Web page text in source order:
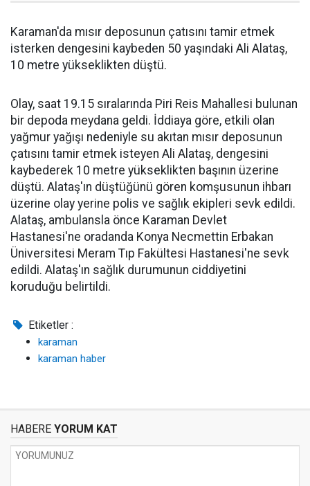
Karaman'da mısır deposunun çatısını tamir etmek
isterken dengesini kaybeden 50 yaşındaki Ali Alataş,
10 metre yükseklikten düştü.
Olay, saat 19.15 sıralarında Piri Reis Mahallesi bulunan
bir depoda meydana geldi. İddiaya göre, etkili olan
yağmur yağışı nedeniyle su akıtan mısır deposunun
çatısını tamir etmek isteyen Ali Alataş, dengesini
kaybederek 10 metre yükseklikten başının üzerine
düştü. Alataş'ın düştüğünü gören komşusunun ihbarı
üzerine olay yerine polis ve sağlık ekipleri sevk edildi.
Alataş, ambulansla önce Karaman Devlet
Hastanesi'ne oradanda Konya Necmettin Erbakan
Üniversitesi Meram Tıp Fakültesi Hastanesi'ne sevk
edildi. Alataş'ın sağlık durumunun ciddiyetini
koruduğu belirtildi.
Etiketler :
karaman
karaman haber
HABERE YORUM KAT